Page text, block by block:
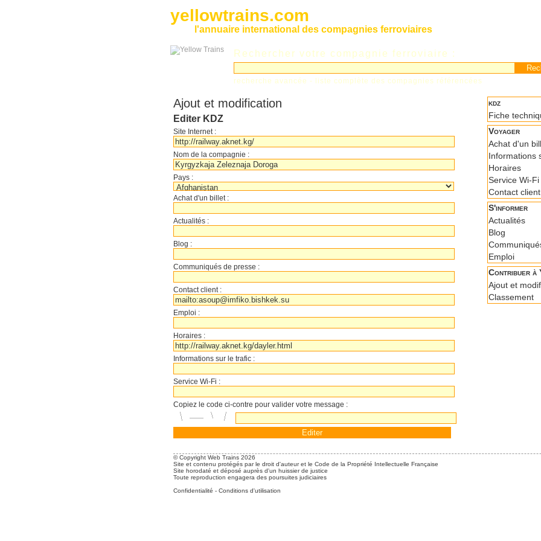
yellowtrains.com
l'annuaire international des compagnies ferroviaires
Rechercher votre compagnie ferroviaire :
recherche avancée - liste complète des compagnies référencées
Ajout et modification
Editer KDZ
Site Internet :
Nom de la compagnie :
Pays :
Achat d'un billet :
Actualités :
Blog :
Communiqués de presse :
Contact client :
Emploi :
Horaires :
Informations sur le trafic :
Service Wi-Fi :
Copiez le code ci-contre pour valider votre message :
kdz
Fiche
Voyager
Achat d'un
Informations
Horaires
Service Wi-Fi
Contact client
S'informer
Actualités
Blog
Emploi
Contribuer à
Ajout et
Classement
© Copyright Web Trains 2026
Site et contenu protégés par le droit d'auteur et le Code de la Propriété Intellectuelle Française
Site horodaté et déposé auprès d'un huissier de justice
Toute reproduction engagera des poursuites judiciaires
Confidentialité - Conditions d'utilisation